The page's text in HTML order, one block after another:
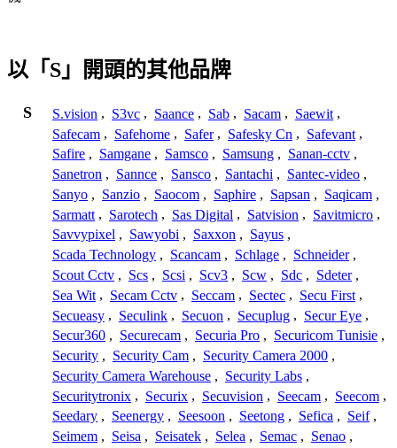
以「S」開頭的其他品牌
S S.vision , S3vc , Saance , Sab , Sacam , Saewit ,
Safecam , Safehome , Safer , Safesky Cn , Safevant ,
Safire , Samgane , Samsco , Samsung , Sanan-cctv ,
Sanetron , Sannce , Sansco , Santachi , Santec-video ,
Sanyo , Sanzio , Saocom , Saphire , Sapsan , Saqicam ,
Sarmatt , Sarotech , Sas Digital , Satvision , Savitmicro ,
Savvypixel , Sawyobi , Saxxon , Sayus ,
Scada Technology , Scancam , Schlage , Schneider ,
Scout Cctv , Scs , Scsi , Scv3 , Scw , Sdc , Sdeter ,
Sea Wit , Secam Cctv , Seccam , Sectec , Secu First ,
Secueasy , Seculink , Secuon , Secuplug , Secur Eye ,
Secur360 , Securecam , Securia Pro , Securicom Tunisie ,
Security , Security Cam , Security Camera 2000 ,
Security Camera Warehouse , Security Labs ,
Securitytronix , Securix , Secuvision , Seecam , Seecom ,
Seedary , Seenergy , Seesoon , Seetong , Sefica , Seif ,
Seimem , Seisa , Seisatek , Selea , Semac , Senao ,